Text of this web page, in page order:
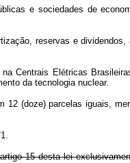
e sociedades de
reservas e
Centrais Elétricas
da tecnologia
parcelas iguais,
15 desta lei